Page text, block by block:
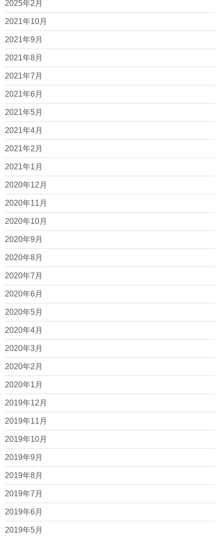
2025年2月
2021年10月
2021年9月
2021年8月
2021年7月
2021年6月
2021年5月
2021年4月
2021年2月
2021年1月
2020年12月
2020年11月
2020年10月
2020年9月
2020年8月
2020年7月
2020年6月
2020年5月
2020年4月
2020年3月
2020年2月
2020年1月
2019年12月
2019年11月
2019年10月
2019年9月
2019年8月
2019年7月
2019年6月
2019年5月